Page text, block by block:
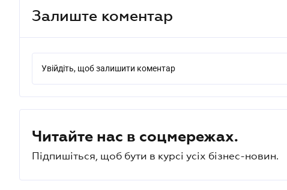
Залиште коментар
Увійдіть, щоб залишити коментар
Читайте нас в соцмережах.
Підпишіться, щоб бути в курсі усіх бізнес-новин.